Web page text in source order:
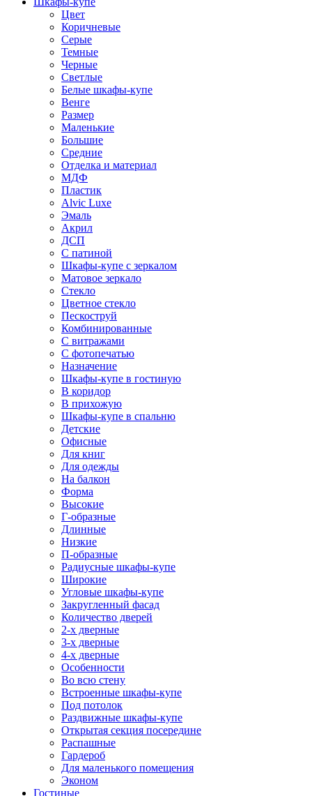
Цвет
Коричневые
Серые
Темные
Черные
Светлые
Белые шкафы-купе
Венге
Размер
Маленькие
Большие
Средние
Отделка и материал
МДФ
Пластик
Alvic Luxe
Эмаль
Акрил
ДСП
С патиной
Шкафы-купе с зеркалом
Матовое зеркало
Стекло
Цветное стекло
Пескоструй
Комбинированные
С витражами
С фотопечатью
Назначение
Шкафы-купе в гостиную
В коридор
В прихожую
Шкафы-купе в спальню
Детские
Офисные
Для книг
Для одежды
На балкон
Форма
Высокие
Г-образные
Длинные
Низкие
П-образные
Радиусные шкафы-купе
Широкие
Угловые шкафы-купе
Закругленный фасад
Количество дверей
2-х дверные
3-х дверные
4-х дверные
Особенности
Во всю стену
Встроенные шкафы-купе
Под потолок
Раздвижные шкафы-купе
Открытая секция посередине
Распашные
Гардероб
Для маленького помещения
Эконом
Гостиные